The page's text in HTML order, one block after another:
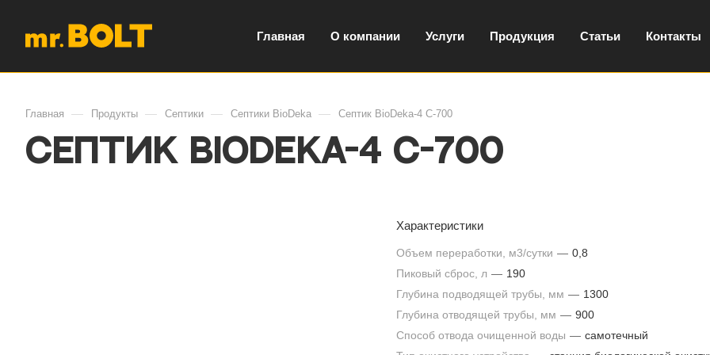
Главная О компании Услуги Продукция Статьи Контакты
Главная — Продукты — Септики — Септики BioDeka — Септик BioDeka-4 С-700
Септик BioDeka-4 С-700
Характеристики
Объем переработки, м3/сутки — 0,8
Пиковый сброс, л — 190
Глубина подводящей трубы, мм — 1300
Глубина отводящей трубы, мм — 900
Способ отвода очищенной воды — самотечный